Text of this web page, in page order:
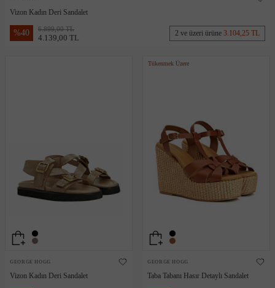
Vizon Kadın Deri Sandalet
%40 6.899,00 TL
4.139,00 TL 2 ve üzeri ürüne 3.104,25 TL
GEORGE HOGG
Vizon Kadın Deri Sandalet
Tükenmek Üzere
GEORGE HOGG
Taba Tabanı Hasır Detaylı Sandalet